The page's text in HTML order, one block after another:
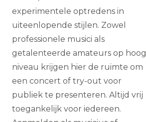
experimentele optredens in
uiteenlopende stijlen. Zowel
professionele musici als
getalenteerde amateurs op hoog
niveau krijgen hier de ruimte om
een concert of try-out voor
publiek te presenteren. Altijd vrij
toegankelijk voor iedereen.